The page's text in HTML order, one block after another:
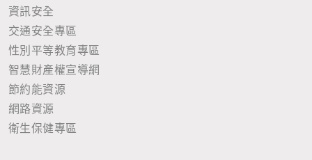
資訊安全
交通安全專區
性別平等教育專區
智慧財產權宣導網
節約能資源
網路資源
衛生保健專區